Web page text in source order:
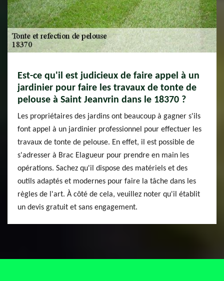
Est-ce qu'il est judicieux de faire appel à un
jardinier pour faire les travaux de tonte de
pelouse à Saint Jeanvrin dans le 18370 ?
Les propriétaires des jardins ont beaucoup à gagner s'ils
font appel à un jardinier professionnel pour effectuer les
travaux de tonte de pelouse. En effet, il est possible de
s'adresser à Brac Elagueur pour prendre en main les
opérations. Sachez qu'il dispose des matériels et des
outils adaptés et modernes pour faire la tâche dans les
règles de l'art. À côté de cela, veuillez noter qu'il établit
un devis gratuit et sans engagement.